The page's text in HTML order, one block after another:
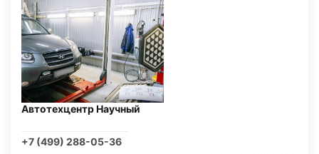
Автотехцентр Научный
+7 (499) 288-05-36